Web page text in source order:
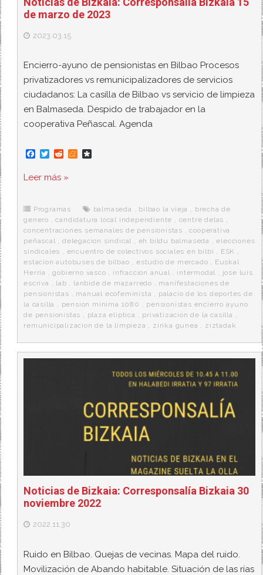
de marzo de 2023
2023.03.15
Encierro-ayuno de pensionistas en Bilbao Procesos
privatizadores vs remunicipalizadores de servicios
ciudadanos: La casilla de Bilbao vs servicio de limpieza
en Balmaseda. Despido de trabajador en la
cooperativa Peñascal. Agenda
F
e
o
k
T
t
r
R
d
M
e
r
a
Leer más »
Programas balmaseda , bilbao la vieja , brecha de
genero ,candidatura local independiente , centre delas ,
concentraciones semanales de pensionistas ,cooperativa
peñascal ,delegacion sindical , eh bildu balmaseda ,elecciones
sindicales , encuentro de colectivos sociales en bilbi , ESK ,
estacion autobuses de bilbao ,estudio de mercado , Euskal
Herria ,gobierno vasco , infraccion anual , intermodal , jose luis
escriva , lab , lanbide de mazarredo , manifestaciones de
pensionistas , manual ecofeminista , palacio de los deportes de
la casilla , pension minima 1080 , pensionistas encierro ayuno
de pensionistas , plaza eliptica , privatizacion de la casilla ,
remunicipalizacion de la limpieza , zirika gunea , ziztadak
Noticias de Bizkaia: Corresponsalía Bizkaia 30
noviembre 2022
2022.11.30
Ruido en Bilbao. Quejas de vecinas. Mapa del ruido.
Movilización de Abando habitable. Situación de las rías